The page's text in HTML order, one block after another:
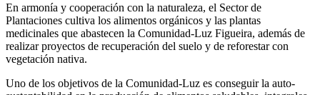
En armonía y cooperación con la naturaleza, el Sector de
Plantaciones cultiva los alimentos orgánicos y las plantas
medicinales que abastecen la Comunidad-Luz Figueira, además de
realizar proyectos de recuperación del suelo y de reforestar con
vegetación nativa.
Uno de los objetivos de la Comunidad-Luz es conseguir la auto-